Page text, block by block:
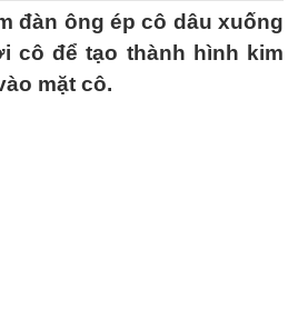
đàn ông ép cô dâu xuống
cô để tạo thành hình kim
mặt cô.